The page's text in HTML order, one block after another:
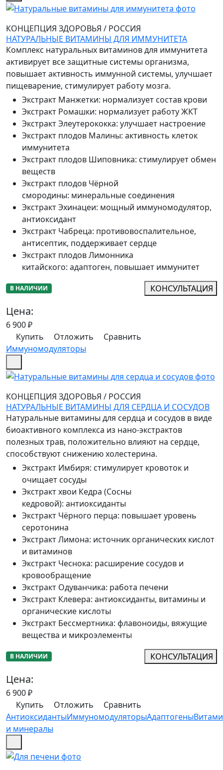
КОНЦЕПЦИЯ ЗДОРОВЬЯ / РОССИЯ
НАТУРАЛЬНЫЕ ВИТАМИНЫ ДЛЯ ИММУНИТЕТА
Комплекс натуральных витаминов для иммунитета
активирует все защитные системы организма,
повышает активность иммунной системы, улучшает
пищеварение, стимулирует работу мозга.
Экстракт Манжетки: нормализует состав крови
Экстракт Ромашки: нормализует работу ЖКТ
Экстракт Элеутерококка: улучшает настроение
Экстракт плодов Малины: активность клеток
иммунитета
Экстракт плодов Шиповника: стимулирует обмен
веществ
Экстракт плодов Чёрной
смородины: минеральные соединения
Экстракт Эхинацеи: мощный иммуномодулятор,
антиоксидант
Экстракт Чабреца: противовоспалительное,
антисептик, поддерживает сердце
Экстракт плодов Лимонника
китайского: адаптоген, повышает иммунитет
В НАЛИЧИИ КОНСУЛЬТАЦИЯ
Цена:
6 900₽
Купить
Отложить
Сравнить
Иммуномодуляторы
КОНЦЕПЦИЯ ЗДОРОВЬЯ / РОССИЯ
НАТУРАЛЬНЫЕ ВИТАМИНЫ ДЛЯ СЕРДЦА И СОСУДОВ
Натуральные витамины для сердца и сосудов в виде
биоактивного комплекса из нано-экстрактов
полезных трав, положительно влияют на сердце,
способствуют снижению холестерина.
Экстракт Имбиря: стимулирует кровоток и
очищает сосуды
Экстракт хвои Кедра (Сосны
кедровой): антиоксиданты
Экстракт Чёрного перца: повышает уровень
серотонина
Экстракт Лимона: источник органических кислот
и витаминов
Экстракт Чеснока: расширение сосудов и
кровообращение
Экстракт Одуванчика: работа печени
Экстракт Клевера: антиоксиданты, витамины и
органические кислоты
Экстракт Бессмертника: флавоноиды, вяжущие
вещества и микроэлементы
В НАЛИЧИИ КОНСУЛЬТАЦИЯ
Цена:
6 900₽
Купить
Отложить
Сравнить
АнтиоксидантыИммуномодуляторыАдаптогены
и минералы